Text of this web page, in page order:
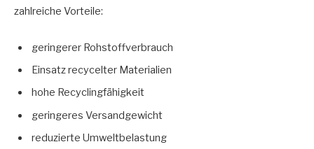
zahlreiche Vorteile:
geringerer Rohstoffverbrauch
Einsatz recycelter Materialien
hohe Recyclingfähigkeit
geringeres Versandgewicht
reduzierte Umweltbelastung